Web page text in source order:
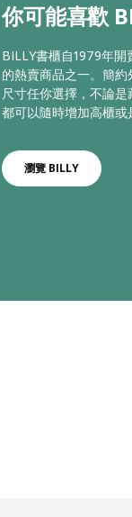
你可能喜歡
BILLY書櫃自1979年
的熱賣商品之一。簡
尺寸任你選擇，不論
都可以隨時增加高櫃
瀏覽 BILLY